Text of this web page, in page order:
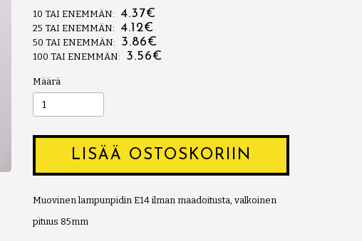
10 TAI ENEMMÄN: 4.37€
25 TAI ENEMMÄN: 4.12€
50 TAI ENEMMÄN: 3.86€
100 TAI ENEMMÄN: 3.56€
Määrä
LISÄÄ OSTOSKORIIN
Muovinen lampunpidin E14 ilman maadoitusta, valkoinen
pituus 85mm